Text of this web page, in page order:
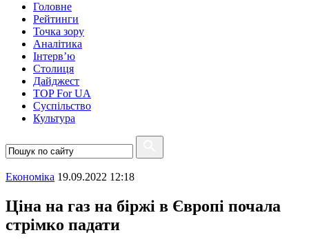
Головне
Рейтинги
Точка зору
Аналітика
Інтерв’ю
Столиця
Дайджест
TOP For UA
Суспiльство
Культура
Економіка 19.09.2022 12:18
Ціна на газ на біржі в Європі почала
стрімко падати